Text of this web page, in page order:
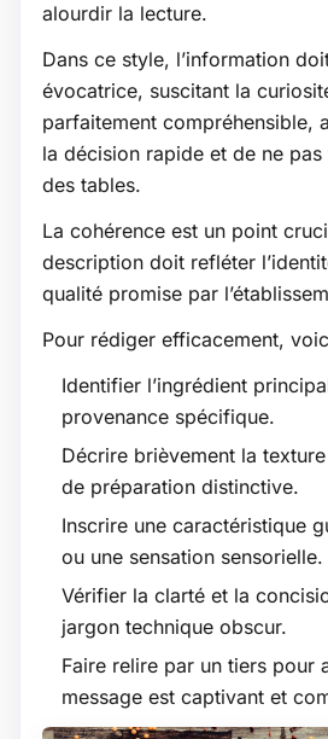
alourdir la lecture.
Dans ce style, l’information
évocatrice, suscitant la
parfaitement compréhensible,
la décision rapide et de ne
des tables.
La cohérence est un point
description doit refléter
qualité promise par
Pour rédiger efficacement,
Identifier l’ingrédient
provenance spécifique.
Décrire brièvement la
de préparation distinctive.
Inscrire une caractéristique
ou une sensation sensorielle.
Vérifier la clarté et la
jargon technique obscur.
Faire relire par un tiers pour
message est captivant et